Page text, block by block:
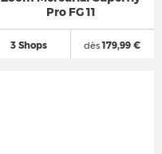
Pro FG 11
3 Shops dès179,99 €